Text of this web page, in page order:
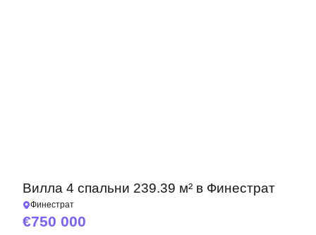
Вилла 4 спальни 239.39 м² в Финестрат
Финестрат
750 000